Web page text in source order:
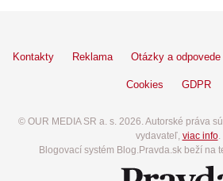
Kontakty Reklama Otázky a odpovede
Cookies GDPR
© OUR MEDIA SR a. s. 2026. Autorské práva
vydavateľ, viac info.
Blogovací systém Blog.Pravda.sk beží na